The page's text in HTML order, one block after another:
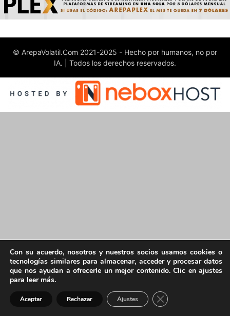
© ArepaVolatil.Com 2021-2025 - Hecho por humanos, no por
IA. | Todos los derechos reservados.
Con su acuerdo, nosotros y nuestros socios usamos cookies o
tecnologías similares para almacenar, acceder y procesar datos
que nos ayudan a ofrecerle un mejor contenido. Clic en ajustes
para leer más.
Aceptar Rechazar Ajustes Cerrar el banner de